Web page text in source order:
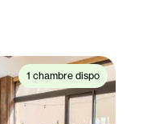
1 chambre dispo